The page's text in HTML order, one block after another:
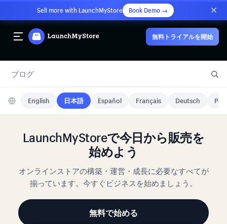
Sell more with LaunchMyStore Book Demo →
無料トライアルを開始
ブログ
English 日本語 Español Français Deutsch
LaunchMyStoreで今日から販売を
始めよう
オンラインストアの構築・運営・成長に必要なすべてが
揃っています。今すぐビジネスを始めましょう。
無料で始める